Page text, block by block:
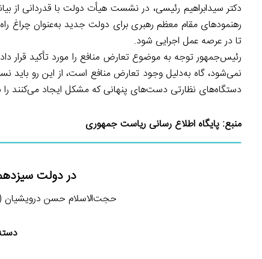
دکتر سیدابراهیم رئیسی، در نشست هیأت دولت با قدردانی از
رهنمودهای مقام معظم رهبری برای دولت جدید به‌عنوان چراغ
تا در عرصه عمل اجرایی شود.
رئیس‌جمهور توجه به موضوع تعارض منافع را مورد تأکید قرار
نمی‌شود، گاه به‌دلیل وجود تعارض منافع است، از این رو
دستگاه‌های نظارتی دست‌های پنهانی که مشکل ایجاد می‌کنند را
منبع: پایگاه اطلاع رسانی ریاست جمهوری
در دولت
حجت‌الاسلام حسن درویشیان (رئیس